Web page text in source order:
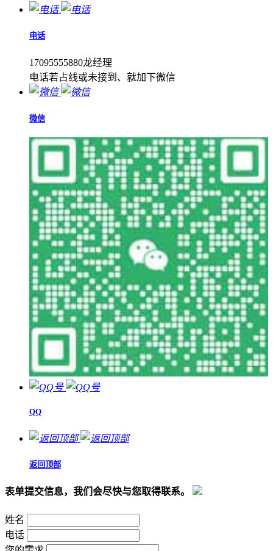
电话
17095555880龙经理
电话若占线或未接到、就加下微信
微信
QQ
返回顶部
表单提交信息，我们会尽快与您取得联系。
姓名
电话